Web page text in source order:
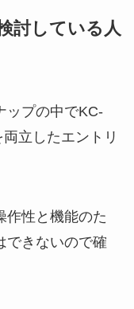
討している人
ップの中でKC-
立したエントリ
作性と機能のた
できないので確